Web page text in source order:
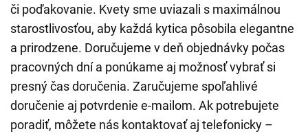
či poďakovanie. Kvety sme uviazali s maximálnou
starostlivosťou, aby každá kytica pôsobila elegantne
a prirodzene. Doručujeme v deň objednávky počas
pracovných dní a ponúkame aj možnosť vybrať si
presný čas doručenia. Zaručujeme spoľahlivé
doručenie aj potvrdenie e-mailom. Ak potrebujete
poradiť, môžete nás kontaktovať aj telefonicky –